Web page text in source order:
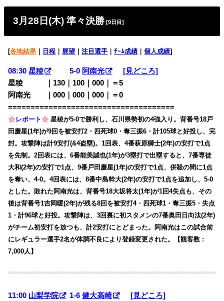
3月28日(木) 準々決勝[9日目]
[各地結果 日程 展望 ｜注目選手 ｜ﾁｰﾑ成績 ｜個人成績]
08:30星稜 5-0 阿南光
[見どころ]
星稜 ｜130｜100｜000｜＝5
阿南光 ｜000｜000｜000｜＝0
=====================================
レポート
星稜が5-0で勝利し、石川県勢初の4強入り。背番号18戸
田慶星(1年)が9回を被安打2・四死球0・奪三振6・計105球と好投し、完
封。攻撃陣は計9安打(&4盗塁)。1回表、4番萩原獅士(2年)の安打で1点
を先制。2回表には、6番能美誠也(1年)が3塁打で出塁すると、7番専徒
大和(2年)の安打で1点、9番戸田慶星(1年)の安打で1点、併殺の間に1点
を奪い、4-0。4回表には、8番中島幹大(2年)の安打で1点を追加し、5-0
とした。敗れた阿南光は、背番号18大坂将太(1年)が1回4失点も、その
後は背番号1吉岡暖(2年)が残る8回を被安打4・四死球1・奪三振5・失点
1・計96球と好投。攻撃陣は、3回裏に初スタメンの7番奥田日向汰(2年)
がチーム初安打を放つも、計2安打にとどまった。阿南光はこの試合前
にレギュラー選手2名が体調不良により登録変更された。【観客数 :
7,000人】
11:00 山梨学院 1-6健大高崎
[見どころ]